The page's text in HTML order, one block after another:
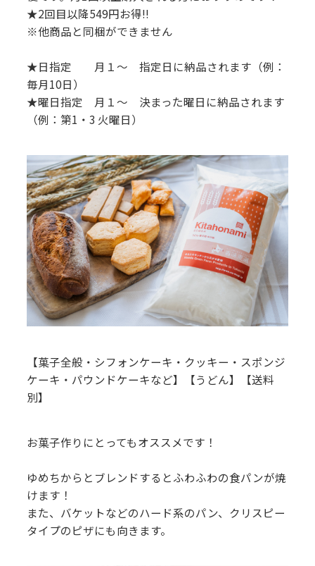
★2回目以降549円お得!!
※他商品と同梱ができません
★日指定 月１～ 指定日に納品されます（例：
毎月10日）
★曜日指定 月１～ 決まった曜日に納品されます
（例：第1・3 火曜日）
【菓子全般・シフォンケーキ・クッキー・スポンジ
ケーキ・パウンドケーキなど】【うどん】【送料
別】
お菓子作りにとってもオススメです！
ゆめちからとブレンドするとふわふわの食パンが焼
けます！
また、バケットなどのハード系のパン、クリスピー
タイプのピザにも向きます。